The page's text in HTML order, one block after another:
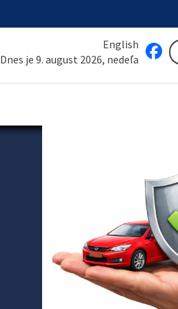
English
Dnes je 9. august 2026, nedeľa